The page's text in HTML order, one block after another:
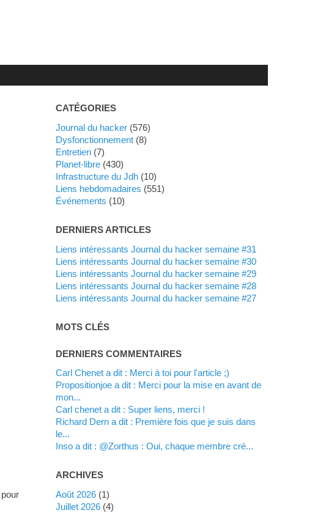
pour
CATÉGORIES
Journal du hacker (576)
dysfonctionnement (8)
Entretien (7)
planet-libre (430)
Infrastructure du Jdh (10)
liens hebdomadaires (551)
événements (10)
DERNIERS ARTICLES
Liens intéressants Journal du hacker semaine #31
Liens intéressants Journal du hacker semaine #30
Liens intéressants Journal du hacker semaine #29
Liens intéressants Journal du hacker semaine #28
Liens intéressants Journal du hacker semaine #27
MOTS CLÉS
DERNIERS COMMENTAIRES
Carl Chenet a dit : Merci à toi pour l'article ;)
propositionjoe a dit : Merci pour la mise en avant de
mon...
Carl chenet a dit : Super liens, merci !
Richard Dern a dit : Première fois que je suis dans
le...
inso a dit : @Zorthus : Oui, chaque membre cré...
ARCHIVES
août 2026 (1)
juillet 2026 (4)